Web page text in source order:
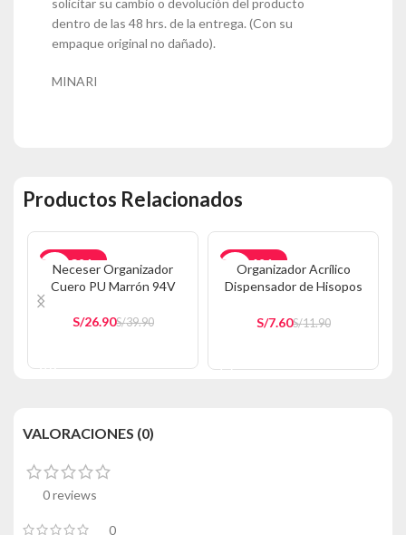
solicitar su cambio o devolución del producto
dentro de las 48 hrs. de la entrega. (Con su
empaque original no dañado).
MINARI
Productos Relacionados
-33%
AGOTADO
Neceser Organizador
Cuero PU Marrón 94V
S/39.90
S/26.90
-36%
Organizador Acrílico
Dispensador de Hisopos
S/11.90
S/7.60
VALORACIONES (0)
0 reviews
0